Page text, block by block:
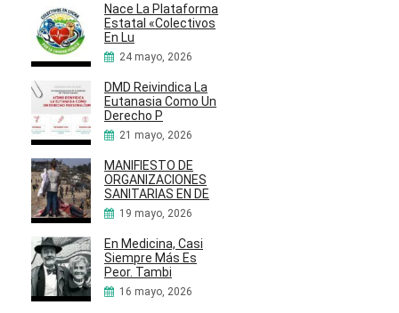
Nace La Plataforma
Estatal «Colectivos
En Lu
24 mayo, 2026
DMD Reivindica La
Eutanasia Como Un
Derecho P
21 mayo, 2026
MANIFIESTO DE
ORGANIZACIONES
SANITARIAS EN DE
19 mayo, 2026
En Medicina, Casi
Siempre Más Es
Peor. Tambi
16 mayo, 2026